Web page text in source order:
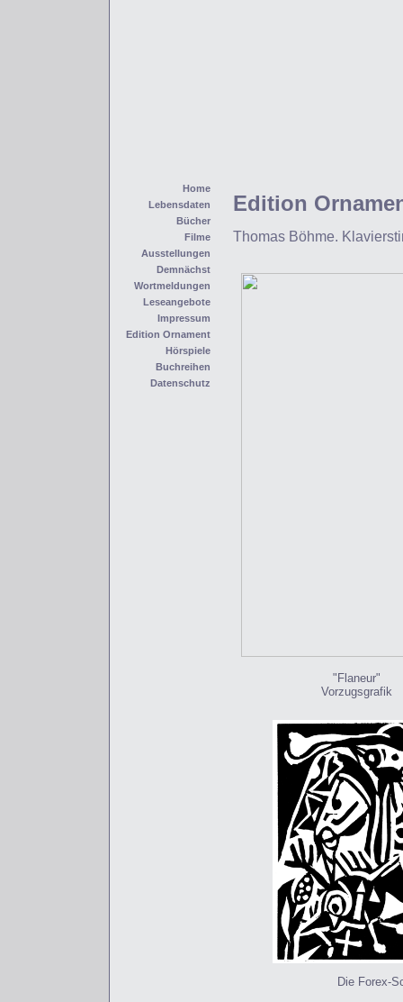
Home
Lebensdaten
Bücher
Filme
Ausstellungen
Demnächst
Wortmeldungen
Leseangebote
Impressum
Edition Ornament
Hörspiele
Buchreihen
Datenschutz
Edition
Thomas Böhme.
"Flaneur"
Vorzugsgrafik
Die Forex-